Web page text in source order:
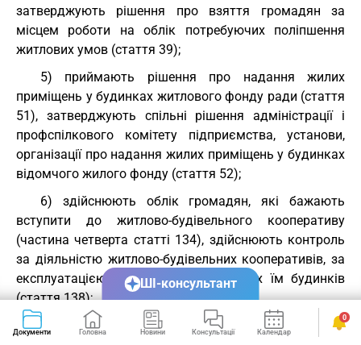
затверджують рішення про взяття громадян за
місцем роботи на облік потребуючих поліпшення
житлових умов (стаття 39);
5) приймають рішення про надання жилих
приміщень у будинках житлового фонду ради (стаття
51), затверджують спільні рішення адміністрації і
профспілкового комітету підприємства, установи,
організації про надання жилих приміщень у будинках
відомчого жилого фонду (стаття 52);
6) здійснюють облік громадян, які бажають
вступити до житлово-будівельного кооперативу
(частина четверта статті 134), здійснюють контроль
за діяльністю житлово-будівельних кооперативів, за
експлуатацією та ремонтом належних їм будинків
(стаття 138);
7) видають ордери на жилі приміщення в
Документи Головна Новини Консультації Календар Сервіси
0
ШІ-консультант